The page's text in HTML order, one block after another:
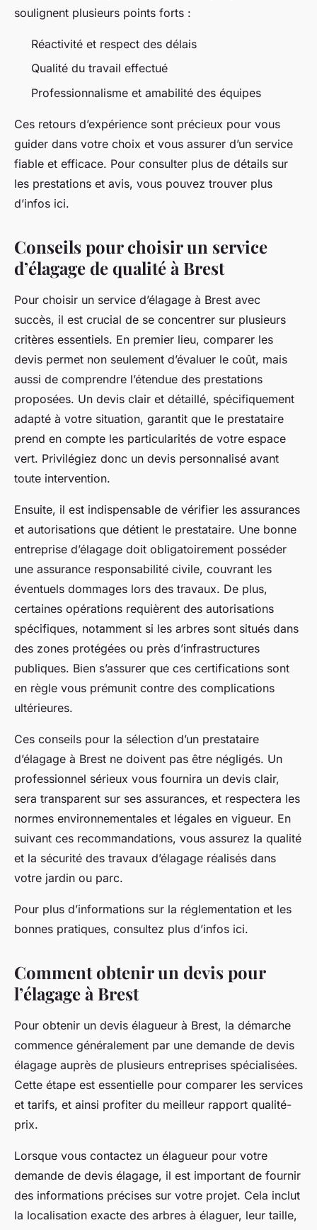
soulignent plusieurs points forts :
Réactivité et respect des délais
Qualité du travail effectué
Professionnalisme et amabilité des équipes
Ces retours d’expérience sont précieux pour vous
guider dans votre choix et vous assurer d’un service
fiable et efficace. Pour consulter plus de détails sur
les prestations et avis, vous pouvez trouver plus
d’infos ici.
Conseils pour choisir un service
d’élagage de qualité à Brest
Pour choisir un service d’élagage à Brest avec
succès, il est crucial de se concentrer sur plusieurs
critères essentiels. En premier lieu, comparer les
devis permet non seulement d’évaluer le coût, mais
aussi de comprendre l’étendue des prestations
proposées. Un devis clair et détaillé, spécifiquement
adapté à votre situation, garantit que le prestataire
prend en compte les particularités de votre espace
vert. Privilégiez donc un devis personnalisé avant
toute intervention.
Ensuite, il est indispensable de vérifier les assurances
et autorisations que détient le prestataire. Une bonne
entreprise d’élagage doit obligatoirement posséder
une assurance responsabilité civile, couvrant les
éventuels dommages lors des travaux. De plus,
certaines opérations requièrent des autorisations
spécifiques, notamment si les arbres sont situés dans
des zones protégées ou près d’infrastructures
publiques. Bien s’assurer que ces certifications sont
en règle vous prémunit contre des complications
ultérieures.
Ces conseils pour la sélection d’un prestataire
d’élagage à Brest ne doivent pas être négligés. Un
professionnel sérieux vous fournira un devis clair,
sera transparent sur ses assurances, et respectera les
normes environnementales et légales en vigueur. En
suivant ces recommandations, vous assurez la qualité
et la sécurité des travaux d’élagage réalisés dans
votre jardin ou parc.
Pour plus d’informations sur la réglementation et les
bonnes pratiques, consultez plus d’infos ici.
Comment obtenir un devis pour
l’élagage à Brest
Pour obtenir un devis élagueur à Brest, la démarche
commence généralement par une demande de devis
élagage auprès de plusieurs entreprises spécialisées.
Cette étape est essentielle pour comparer les services
et tarifs, et ainsi profiter du meilleur rapport qualité-
prix.
Lorsque vous contactez un élagueur pour votre
demande de devis élagage, il est important de fournir
des informations précises sur votre projet. Cela inclut
la localisation exacte des arbres à élaguer, leur taille,